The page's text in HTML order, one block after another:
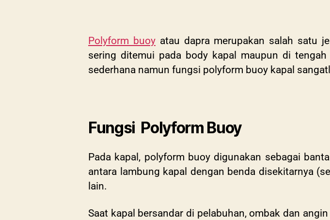
Polyform buoyatau dapra merupakan salah satu
sering ditemui pada body kapal maupun di
sederhana namun fungsi polyform buoy kapal
Fungsi Polyform Buoy
Pada kapal, polyform buoy digunakan sebagai
antara lambung kapal dengan benda disekitarnya
lain.
Saat kapal bersandar di pelabuhan, ombak dan